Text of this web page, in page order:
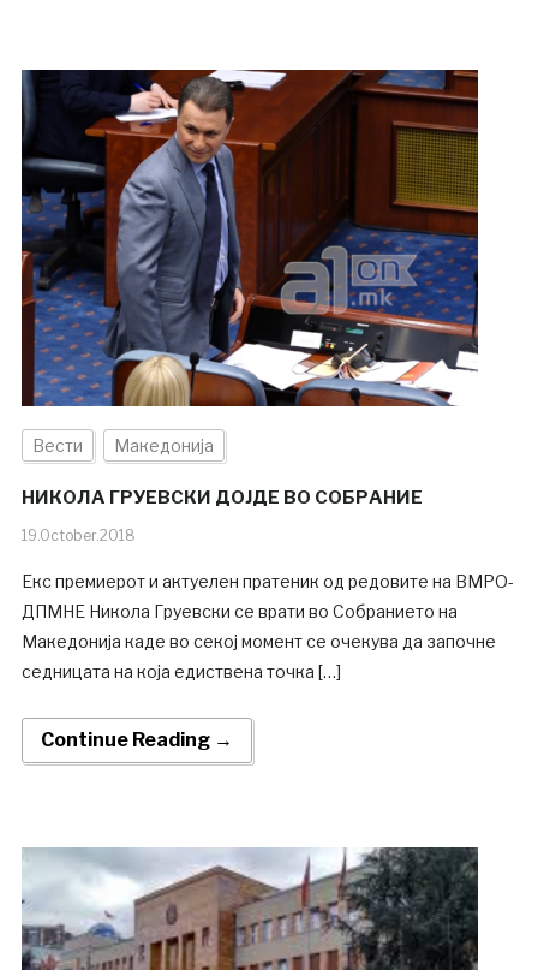
Вести Македонија
НИКОЛА ГРУЕВСКИ ДОЈДЕ ВО СОБРАНИЕ
19.October.2018
Екс премиерот и актуелен пратеник од редовите на ВМРО-
ДПМНЕ Никола Груевски се врати во Собранието на
Македонија каде во секој момент се очекува да започне
седницата на која едиствена точка […]
Continue Reading →